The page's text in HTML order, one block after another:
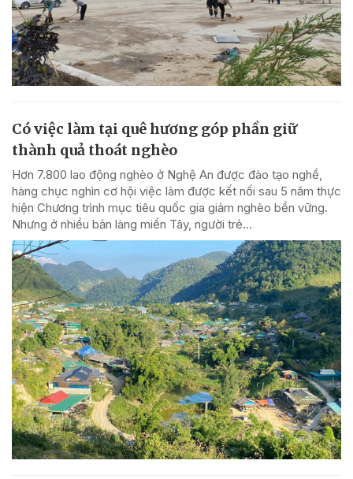
Có việc làm tại quê hương góp phần giữ
thành quả thoát nghèo
Hơn 7.800 lao động nghèo ở Nghệ An được đào tạo nghề,
hàng chục nghìn cơ hội việc làm được kết nối sau 5 năm thực
hiện Chương trình mục tiêu quốc gia giảm nghèo bền vững.
Nhưng ở nhiều bản làng miền Tây, người trẻ...